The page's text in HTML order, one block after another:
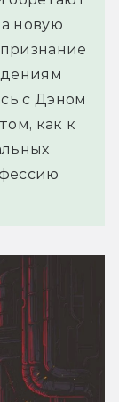
новую
с Дэном
как к